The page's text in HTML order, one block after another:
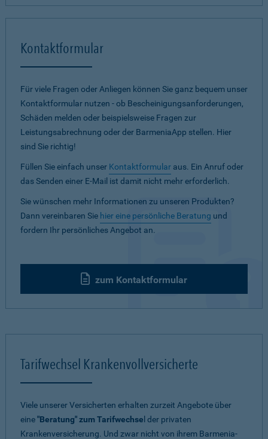
Kontaktformular
Für viele Fragen oder Anliegen können Sie ganz bequem unser
Kontaktformular nutzen - ob Bescheinigungsanforderungen,
Schäden melden oder beispielsweise Fragen zur
Leistungsabrechnung oder der BarmeniaApp stellen. Hier
sind Sie richtig!
Füllen Sie einfach unser Kontaktformular aus. Ein Anruf oder
das Senden einer E-Mail ist damit nicht mehr erforderlich.
Sie wünschen mehr Informationen zu unseren Produkten?
Dann vereinbaren Sie hier eine persönliche Beratung und
fordern Ihr persönliches Angebot an.
zum Kontaktformular
Tarifwechsel Krankenvollversicherte
Viele unserer Versicherten erhalten zurzeit Angebote über
eine"Beratung" zum Tarifwechse l der privaten
Krankenversicherung. Und zwar nicht von ihrem Barmenia-